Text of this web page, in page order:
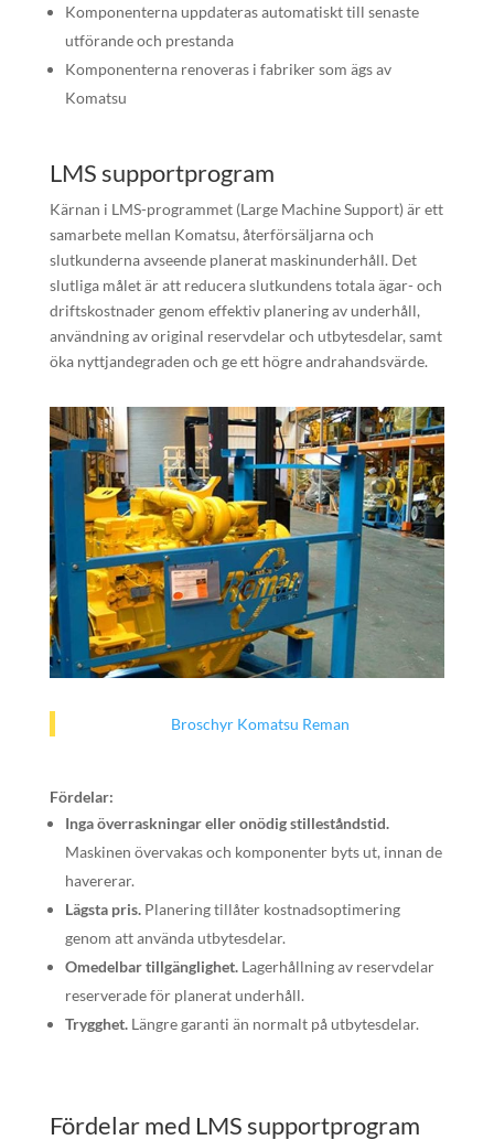
Komponenterna uppdateras automatiskt till senaste
utförande och prestanda
Komponenterna renoveras i fabriker som ägs av
Komatsu
LMS supportprogram
Kärnan i LMS-programmet (Large Machine Support) är ett
samarbete mellan Komatsu, återförsäljarna och
slutkunderna avseende planerat maskinunderhåll. Det
slutliga målet är att reducera slutkundens totala ägar- och
driftskostnader genom effektiv planering av underhåll,
användning av original reservdelar och utbytesdelar, samt
öka nyttjandegraden och ge ett högre andrahandsvärde.
Broschyr Komatsu Reman
Fördelar:
Inga överraskningar eller onödig stilleståndstid.
Maskinen övervakas och komponenter byts ut, innan de
havererar.
Lägsta pris.Planering tillåter kostnadsoptimering
genom att använda utbytesdelar.
Omedelbar tillgänglighet.Lagerhållning av reservdelar
reserverade för planerat underhåll.
Trygghet.Längre garanti än normalt på utbytesdelar.
Fördelar med LMS supportprogram